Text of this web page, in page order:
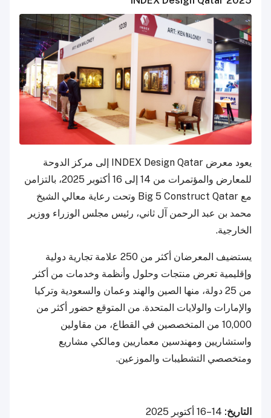
يعود معرض INDEX Design Qatar إلى مركز الدوحة
للمعارض والمؤتمرات من 14 إلى 16 أكتوبر 2025، بالتزامن
مع Big 5 Construct Qatar وتحت رعاية معالي الشيخ
محمد بن عبد الرحمن آل ثاني، رئيس مجلس الوزراء ووزير
الخارجية.
يستضيف المعرضان أكثر من 250 علامة تجارية دولية
وإقليمية تعرض منتجات وحلول وأنظمة وخدمات من أكثر
من 25 دولة، منها الصين والهند وعمان والسعودية وتركيا
والإمارات والولايات المتحدة. من المتوقع حضور أكثر من
10,000 من المتخصصين في القطاع، من مقاولين
واستشاريين ومهندسين معماريين ومالكي مشاريع
ومتخصصي التشطيبات والموزعين.
التاريخ: